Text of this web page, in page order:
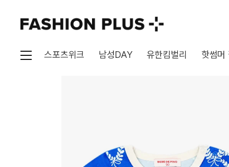
스포츠위크 남성DAY 유한킴벌리 핫썸머